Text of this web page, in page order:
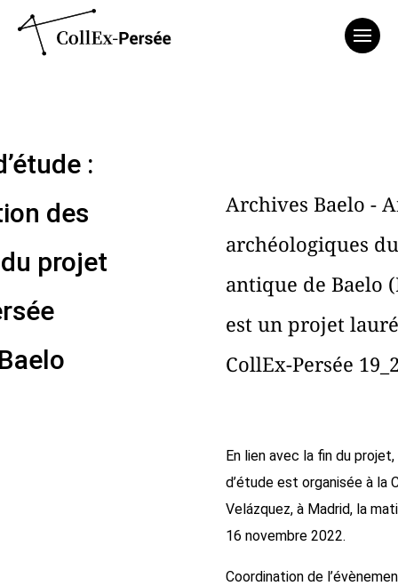
:
des
projet
Archives Baelo -
archéologiques
antique de Baelo
est un projet
CollEx-Persée
En lien avec la fin du projet,
d’étude est organisée à la
Velázquez, à Madrid, la
16 novembre 2022.
Coordination de